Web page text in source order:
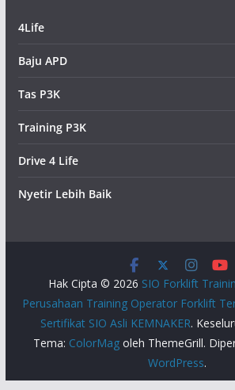
4Life
Baju APD
Tas P3K
Training P3K
Drive 4 Life
Nyetir Lebih Baik
Hak Cipta © 2026 SIO Forklift
Perusahaan Training Operator Forklift
Sertifikat SIO Asli KEMNAKER.
Tema: ColorMagoleh ThemeGrill.
WordPress.